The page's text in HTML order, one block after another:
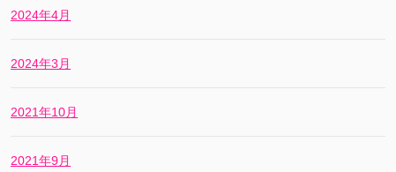
2024年4月
2024年3月
2021年10月
2021年9月